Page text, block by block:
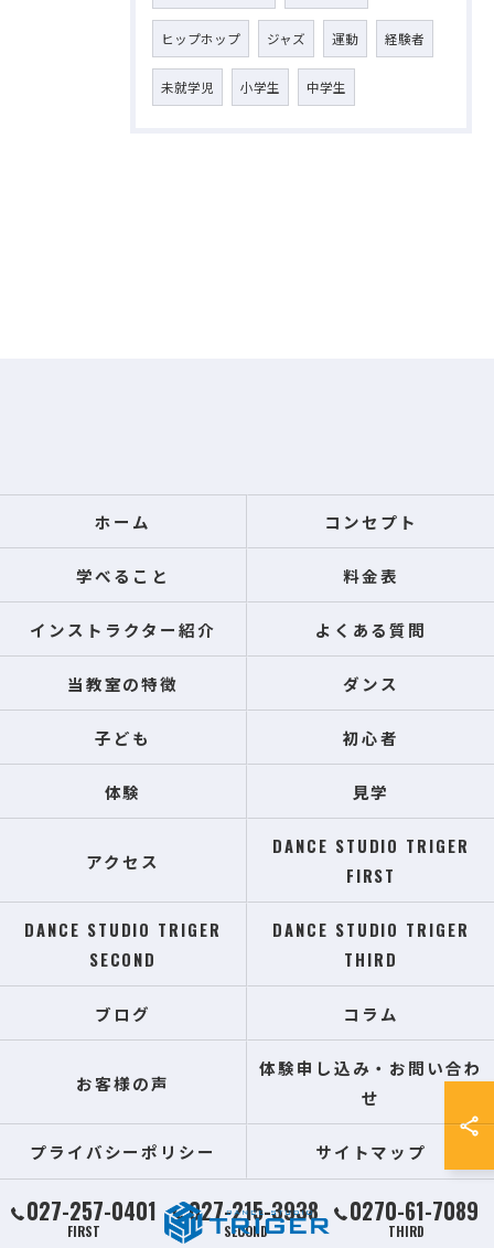
ヒップホップ ジャズ 運動 経験者
未就学児 小学生 中学生
027-257-0401
FIRST
027-215-3938
SECOND
0270-61-7089
THIRD
ホーム コンセプト
学べること 料金表
インストラクター紹介 よくある質問
当教室の特徴 ダンス
子ども 初心者
体験 見学
アクセス
DANCE STUDIO TRIGER
FIRST
DANCE STUDIO TRIGER
SECOND
DANCE STUDIO TRIGER
THIRD
ブログ コラム
お客様の声
体験申し込み・お問い合わ
せ
プライバシーポリシー サイトマップ